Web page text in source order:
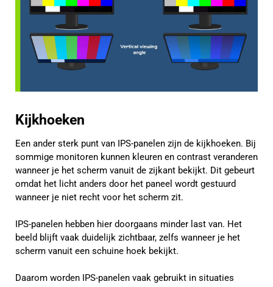
Kijkhoeken
Een ander sterk punt van IPS-panelen zijn de kijkhoeken. Bij
sommige monitoren kunnen kleuren en contrast veranderen
wanneer je het scherm vanuit de zijkant bekijkt. Dit gebeurt
omdat het licht anders door het paneel wordt gestuurd
wanneer je niet recht voor het scherm zit.
IPS-panelen hebben hier doorgaans minder last van. Het
beeld blijft vaak duidelijk zichtbaar, zelfs wanneer je het
scherm vanuit een schuine hoek bekijkt.
Daarom worden IPS-panelen vaak gebruikt in situaties